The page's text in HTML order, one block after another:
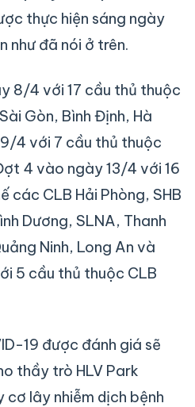
thực hiện sáng ngày
như đã nói ở trên.
8/4 với 17 cầu thủ thuộc
Gòn, Bình Định, Hà
4 với 7 cầu thủ thuộc
4 vào ngày 13/4 với 16
các CLB Hải Phòng, SHB
Dương, SLNA, Thanh
Ninh, Long An và
5 cầu thủ thuộc CLB
19 được đánh giá sẽ
thầy trò HLV Park
lây nhiễm dịch bệnh